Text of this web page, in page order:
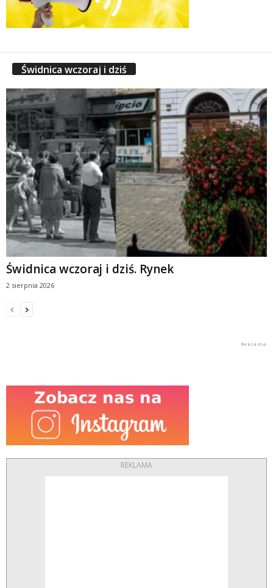
Świdnica wczoraj i dziś
Świdnica wczoraj i dziś. Rynek
2 sierpnia 2026
REKLAMA